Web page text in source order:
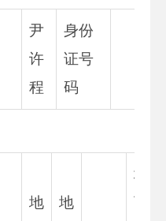
尹
许
程
身份
证号
码
地
地
地
下